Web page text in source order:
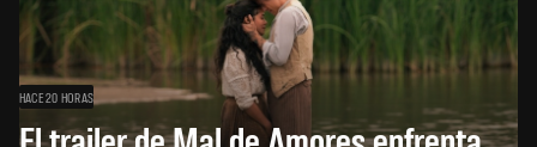
HACE 20 HORAS